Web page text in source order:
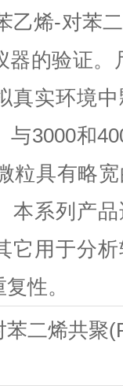
乙烯-对苯
的验证。
真实环境
与3000和
粒具有略
本系列产
它用于分
性。
苯二烯共聚